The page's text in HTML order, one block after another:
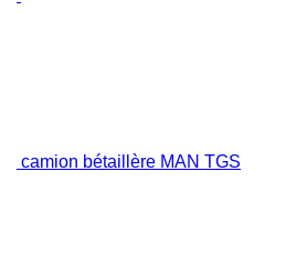
camion bétaillère MAN TGS